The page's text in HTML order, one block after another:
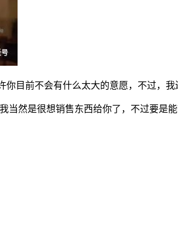
目前不会有什么太大的意愿，不过，
当然是很想销售东西给你了，不过要